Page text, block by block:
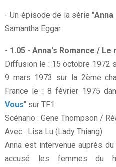
- Un épisode de la série "
Samantha Eggar.
- 1.05 - Anna's Romance / Le
Diffusion le : 15 octobre 1972
9 mars 1973 sur la 2ème
France le : 8 février 1975
Vous" sur TF1
Scénario : Gene Thompson /
Avec : Lisa Lu (Lady Thiang).
Anna est intervenue auprès
accusé les femmes du